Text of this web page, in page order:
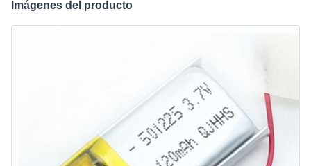
Imágenes del producto